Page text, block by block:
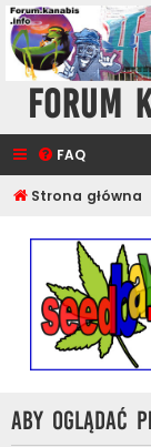
Forum
FAQ
Strona główna
Aby oglądać